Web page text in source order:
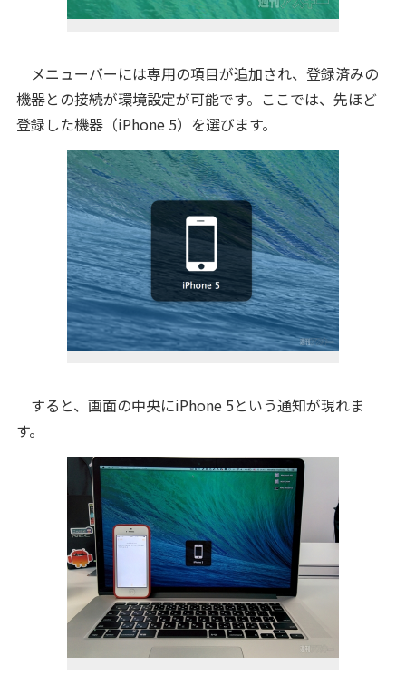
メニューバーには専用の項目が追加され、登録済みの
機器との接続が環境設定が可能です。ここでは、先ほど
登録した機器（iPhone 5）を選びます。
すると、画面の中央にiPhone 5という通知が現れま
す。